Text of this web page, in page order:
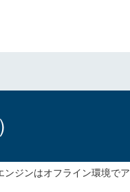
ンジンはオフライン環境でア